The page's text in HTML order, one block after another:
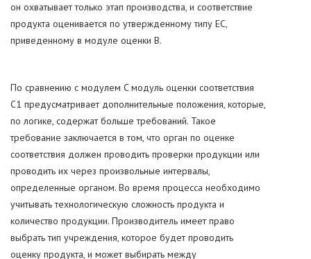
он охватывает только этап производства, и соответствие
продукта оценивается по утвержденному типу EC,
приведенному в модуле оценки B.
По сравнению с модулем C модуль оценки соответствия
C1 предусматривает дополнительные положения, которые,
по логике, содержат больше требований. Такое
требование заключается в том, что орган по оценке
соответствия должен проводить проверки продукции или
проводить их через произвольные интервалы,
определенные органом. Во время процесса необходимо
учитывать технологическую сложность продукта и
количество продукции. Производитель имеет право
выбрать тип учреждения, которое будет проводить
оценку продукта, и может выбирать между